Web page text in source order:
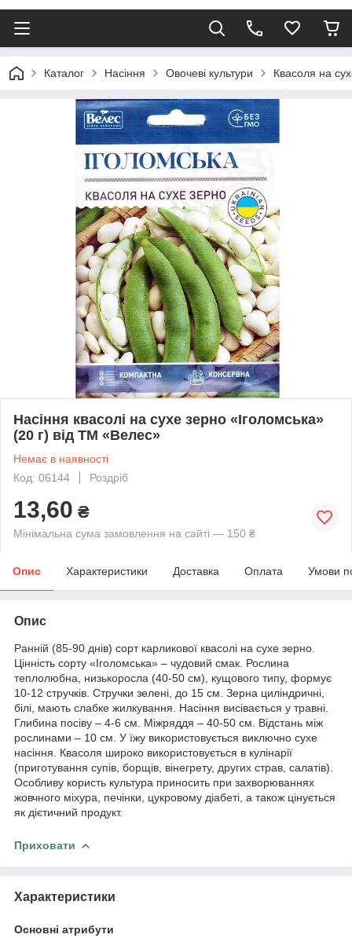
Каталог Насіння Овочеві культури Квасоля на
Насіння квасолі на сухе зерно «Іголомська»
(20 г) від ТМ «Велес»
Немає в наявності
Код: 06144
Роздріб
13,60 ₴
Мінімальна сума замовлення на сайті — 150 ₴
Опис Характеристики Доставка Оплата Умови
Опис
Ранній (85-90 днів) сорт карликової квасолі на сухе зерно.
Цінність сорту «Іголомська» – чудовий смак. Рослина
теплолюбна, низькоросла (40-50 см), кущового типу, формує
10-12 стручків. Стручки зелені, до 15 см. Зерна циліндричні,
білі, мають слабке жилкування. Насіння висівається у травні.
Глибина посіву – 4-6 см. Міжряддя – 40-50 см. Відстань між
рослинами – 10 см. У їжу використовується виключно сухе
насіння. Квасоля широко використовується в кулінарії
(приготування супів, борщів, вінегрету, других страв, салатів).
Особливу користь культура приносить при захворюваннях
жовчного міхура, печінки, цукровому діабеті, а також цінується
як дієтичний продукт.
Приховати
Характеристики
Основні атрибути